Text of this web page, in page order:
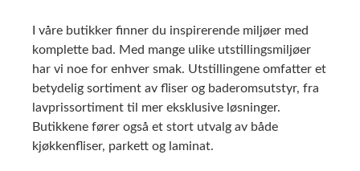
I våre butikker finner du inspirerende miljøer med
komplette bad. Med mange ulike utstillingsmiljøer
har vi noe for enhver smak. Utstillingene omfatter et
betydelig sortiment av fliser og baderomsutstyr, fra
lavprissortiment til mer eksklusive løsninger.
Butikkene fører også et stort utvalg av både
kjøkkenfliser, parkett og laminat.